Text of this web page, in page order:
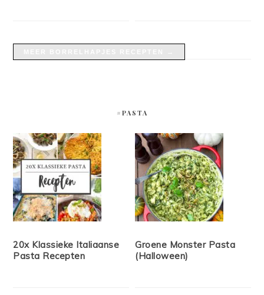
#PASTA
20x Klassieke Italiaanse
Pasta Recepten
Groene Monster Pasta
(Halloween)